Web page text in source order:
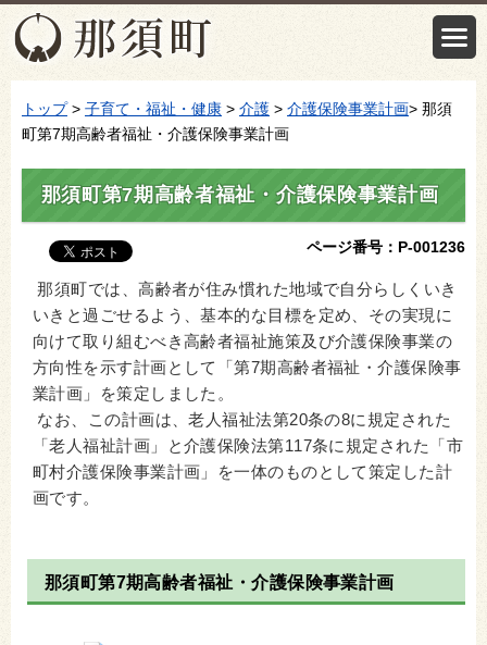
トップ> 子育て・福祉・健康 > 介護 > 介護保険事業計画> 那須
町第7期高齢者福祉・介護保険事業計画
那須町第7期高齢者福祉・介護保険事業計画
ページ番号：P-001236
那須町では、高齢者が住み慣れた地域で自分らしくいき
いきと過ごせるよう、基本的な目標を定め、その実現に
向けて取り組むべき高齢者福祉施策及び介護保険事業の
方向性を示す計画として「第7期高齢者福祉・介護保険事
業計画」を策定しました。
なお、この計画は、老人福祉法第20条の8に規定された
「老人福祉計画」と介護保険法第117条に規定された「市
町村介護保険事業計画」を一体のものとして策定した計
画です。
那須町第7期高齢者福祉・介護保険事業計画